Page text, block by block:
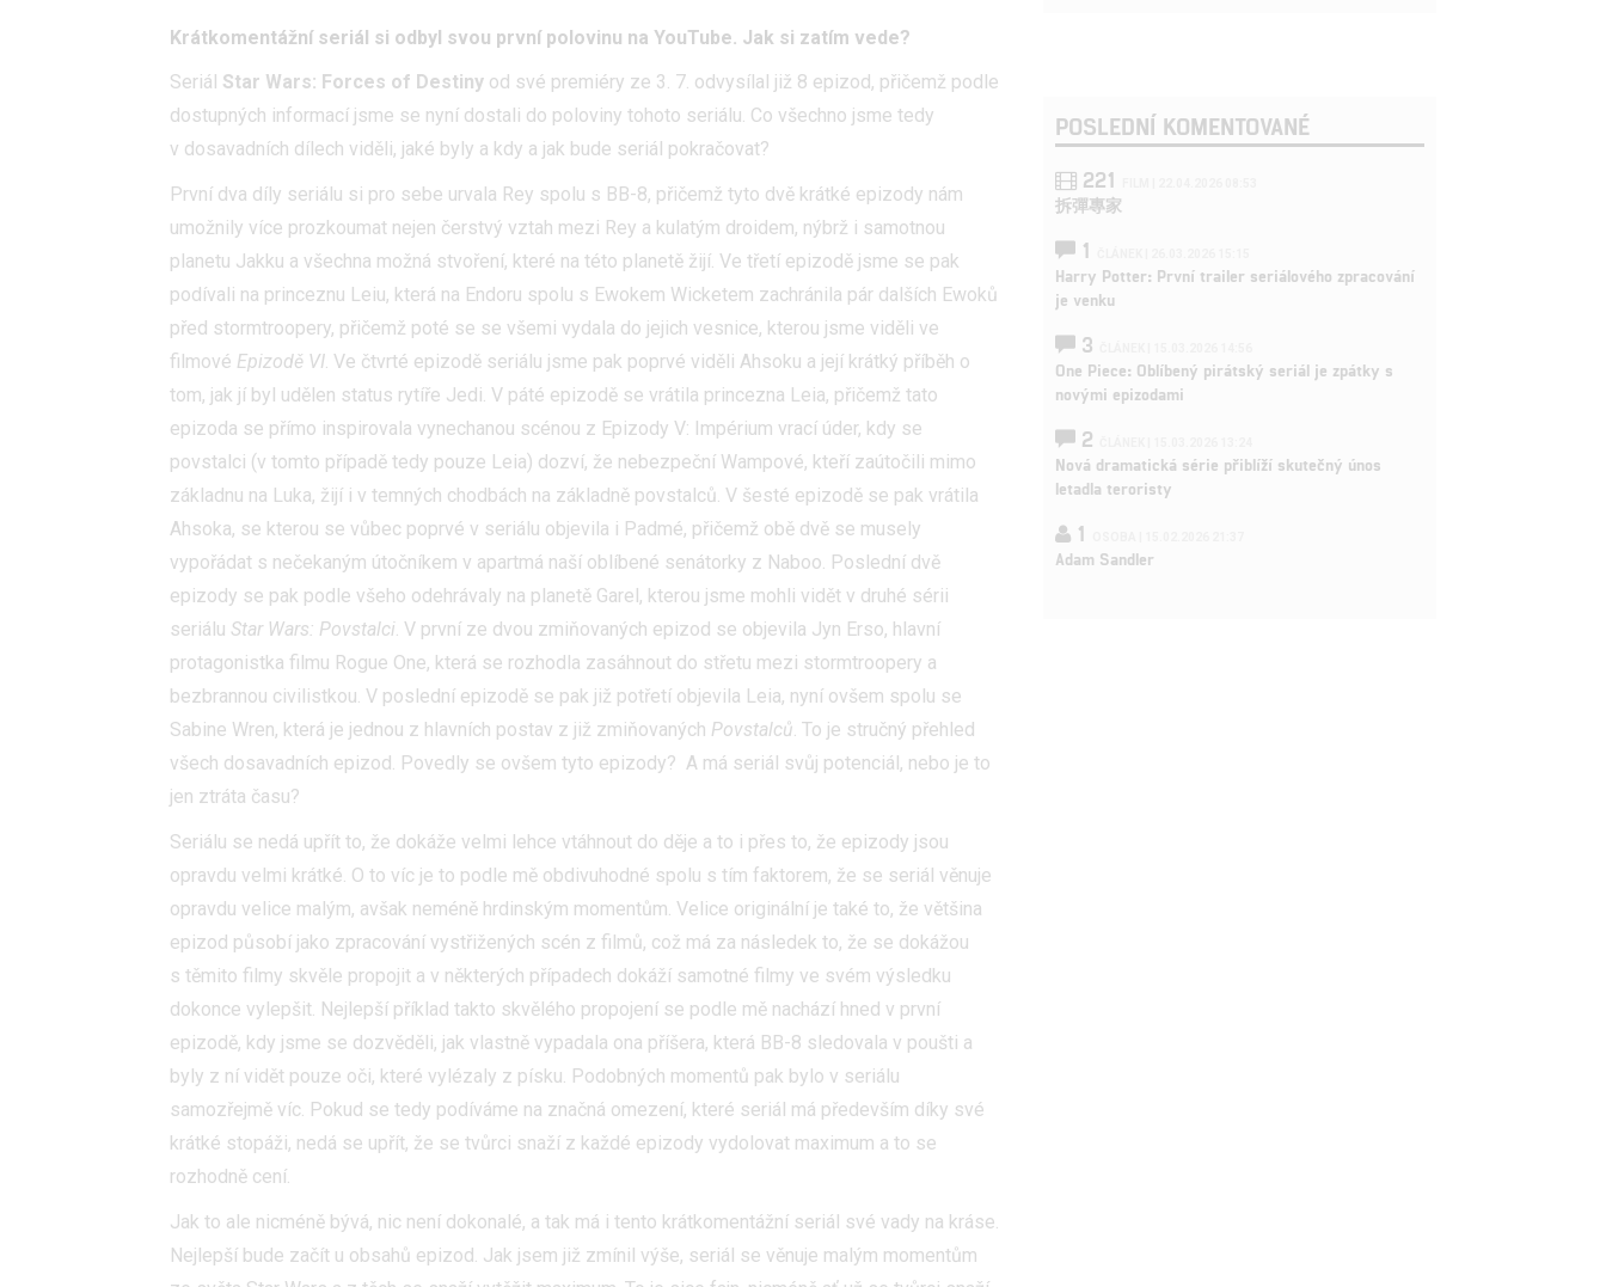
Krátkomentážní seriál si odbyl svou první polovinu na YouTube. Jak si zatím vede?
Seriál Star Wars: Forces of Destiny od své premiéry ze 3. 7. odvysílal již 8 epizod, přičemž podle
dostupných informací jsme se nyní dostali do poloviny tohoto seriálu. Co všechno jsme tedy
v dosavadních dílech viděli, jaké byly a kdy a jak bude seriál pokračovat?
První dva díly seriálu si pro sebe urvala Rey spolu s BB-8, přičemž tyto dvě krátké epizody nám
umožnily více prozkoumat nejen čerstvý vztah mezi Rey a kulatým droidem, nýbrž i samotnou
planetu Jakku a všechna možná stvoření, které na této planetě žijí. Ve třetí epizodě jsme se pak
podívali na princeznu Leiu, která na Endoru spolu s Ewokem Wicketem zachránila pár dalších Ewoků
před stormtroopery, přičemž poté se se všemi vydala do jejich vesnice, kterou jsme viděli ve
filmové Epizodě VI. Ve čtvrté epizodě seriálu jsme pak poprvé viděli Ahsoku a její krátký příběh o
tom, jak jí byl udělen status rytíře Jedi. V páté epizodě se vrátila princezna Leia, přičemž tato
epizoda se přímo inspirovala vynechanou scénou z Epizody V: Impérium vrací úder, kdy se
povstalci (v tomto případě tedy pouze Leia) dozví, že nebezpeční Wampové, kteří zaútočili mimo
základnu na Luka, žijí i v temných chodbách na základně povstalců. V šesté epizodě se pak vrátila
Ahsoka, se kterou se vůbec poprvé v seriálu objevila i Padmé, přičemž obě dvě se musely
vypořádat s nečekaným útočníkem v apartmá naší oblíbené senátorky z Naboo. Poslední dvě
epizody se pak podle všeho odehrávaly na planetě Garel, kterou jsme mohli vidět v druhé sérii
seriálu Star Wars: Povstalci. V první ze dvou zmiňovaných epizod se objevila Jyn Erso, hlavní
protagonistka filmu Rogue One, která se rozhodla zasáhnout do střetu mezi stormtroopery a
bezbrannou civilistkou. V poslední epizodě se pak již potřetí objevila Leia, nyní ovšem spolu se
Sabine Wren, která je jednou z hlavních postav z již zmiňovaných Povstalců. To je stručný přehled
všech dosavadních epizod. Povedly se ovšem tyto epizody? A má seriál svůj potenciál, nebo je to
jen ztráta času?
Seriálu se nedá upřít to, že dokáže velmi lehce vtáhnout do děje a to i přes to, že epizody jsou
opravdu velmi krátké. O to víc je to podle mě obdivuhodné spolu s tím faktorem, že se seriál věnuje
opravdu velice malým, avšak neméně hrdinským momentům. Velice originální je také to, že většina
epizod působí jako zpracování vystřižených scén z filmů, což má za následek to, že se dokážou
s těmito filmy skvěle propojit a v některých případech dokáží samotné filmy ve svém výsledku
dokonce vylepšit. Nejlepší příklad takto skvělého propojení se podle mě nachází hned v první
epizodě, kdy jsme se dozvěděli, jak vlastně vypadala ona příšera, která BB-8 sledovala v poušti a
byly z ní vidět pouze oči, které vylézaly z písku. Podobných momentů pak bylo v seriálu
samozřejmě víc. Pokud se tedy podíváme na značná omezení, které seriál má především díky své
krátké stopáži, nedá se upřít, že se tvůrci snaží z každé epizody vydolovat maximum a to se
rozhodně cení.
Jak to ale nicméně bývá, nic není dokonalé, a tak má i tento krátkomentážní seriál své vady na kráse.
Nejlepší bude začít u obsahů epizod. Jak jsem již zmínil výše, seriál se věnuje malým momentům
POSLEDNÍ KOMENTOVANÉ
221
拆彈專家
1
Harry Potter: První trailer seriálového zpracování
je venku
3
One Piece: Oblíbený pirátský seriál je zpátky s
novými epizodami
2
Nová dramatická série přiblíží skutečný únos
letadla teroristy
1
Adam Sandler